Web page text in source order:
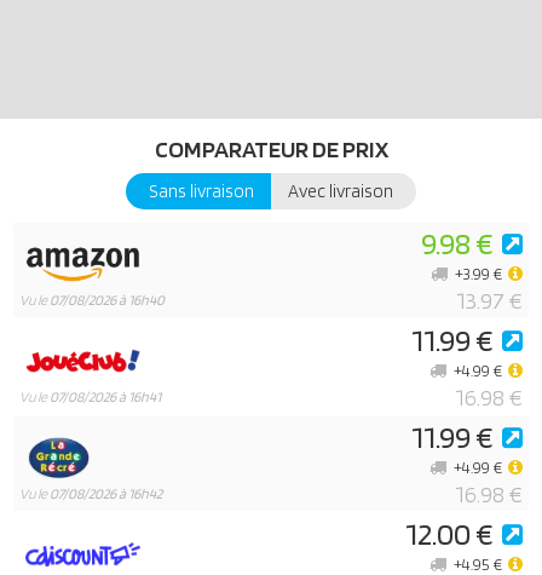
COMPARATEUR DE PRIX
Sans livraison Avec livraison
Vu le07/08/2026 à 16h40
9.98 €
13.97 €
+3.99 €
Vu le07/08/2026 à 16h41
11.99 €
16.98 €
+4.99 €
Vu le07/08/2026 à 16h42
11.99 €
16.98 €
+4.99 €
12.00 €
+4.95 €